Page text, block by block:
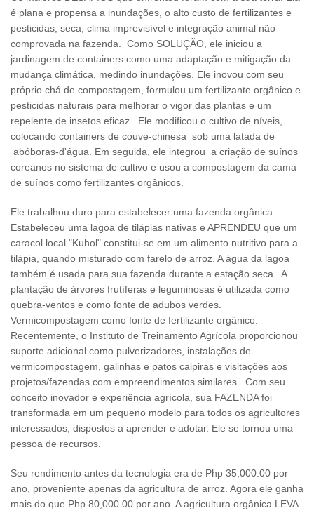
é plana e propensa a inundações, o alto custo de fertilizantes e
pesticidas, seca, clima imprevisível e integração animal não
comprovada na fazenda. Como SOLUÇÃO, ele iniciou a
jardinagem de containers como uma adaptação e mitigação da
mudança climática, medindo inundações. Ele inovou com seu
próprio chá de compostagem, formulou um fertilizante orgânico e
pesticidas naturais para melhorar o vigor das plantas e um
repelente de insetos eficaz. Ele modificou o cultivo de níveis,
colocando containers de couve-chinesa sob uma latada de
abóboras-d'água. Em seguida, ele integrou a criação de suínos
coreanos no sistema de cultivo e usou a compostagem da cama
de suínos como fertilizantes orgânicos.
Ele trabalhou duro para estabelecer uma fazenda orgânica.
Estabeleceu uma lagoa de tilápias nativas e APRENDEU que um
caracol local "Kuhol" constitui-se em um alimento nutritivo para a
tilápia, quando misturado com farelo de arroz. A água da lagoa
também é usada para sua fazenda durante a estação seca. A
plantação de árvores frutíferas e leguminosas é utilizada como
quebra-ventos e como fonte de adubos verdes.
Vermicompostagem como fonte de fertilizante orgânico.
Recentemente, o Instituto de Treinamento Agrícola proporcionou
suporte adicional como pulverizadores, instalações de
vermicompostagem, galinhas e patos caipiras e visitações aos
projetos/fazendas com empreendimentos similares. Com seu
conceito inovador e experiência agrícola, sua FAZENDA foi
transformada em um pequeno modelo para todos os agricultores
interessados, dispostos a aprender e adotar. Ele se tornou uma
pessoa de recursos.
Seu rendimento antes da tecnologia era de Php 35,000.00 por
ano, proveniente apenas da agricultura de arroz. Agora ele ganha
mais do que Php 80,000.00 por ano. A agricultura orgânica LEVA